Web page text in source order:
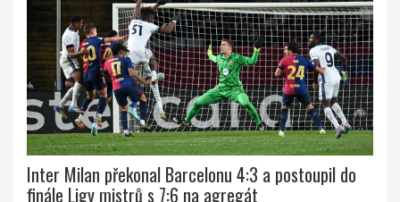
Inter Milan překonal Barcelonu 4:3 a postoupil do
finále Ligy mistrů s 7:6 na agregát